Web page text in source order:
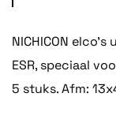
NICHICON
ESR, speciaal
5 stuks. Afm: